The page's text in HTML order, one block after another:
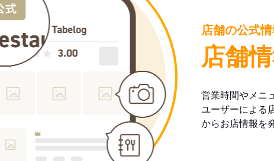
店舗の公式
店舗
営業時間やメニ
ユーザーによる
からお店情報を